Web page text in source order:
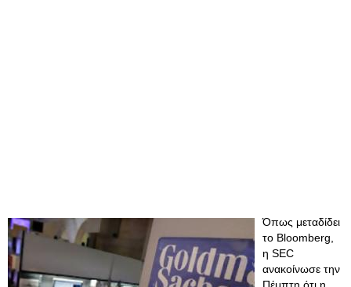
Όπως μεταδίδει
το Bloomberg,
η SEC
ανακοίνωσε την